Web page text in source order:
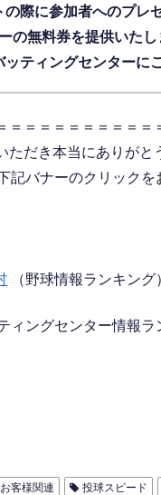
の際に参加者へのプレ
の無料券を提供いたし
ティングセンターに
＝＝＝＝＝＝＝＝＝＝
だき本当にありがと
記バナーのクリックを
（野球情報ランキング
ィングセンター情報ラ
お客様関連 投球スピード